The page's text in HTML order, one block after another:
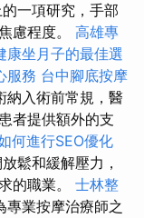
一項研究，手部
慮程度。 高雄專
康坐月子的最佳選
服務 台中腳底按摩
納入術前常規，醫
者提供額外的支
何進行SEO優化
鬆和緩解壓力，
的職業。 士林整
專業按摩治療師之